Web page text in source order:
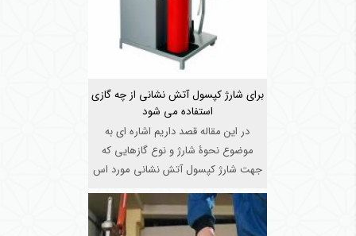
برای شارژ کپسول آتش نشانی از چه گازی
استفاده می شود
در این مقاله قصد داریم اشاره ای به
موضوع نحوۀ شارژ و نوع گازهایی که
جهت شارژ کپسول آتش نشانی مورد اس